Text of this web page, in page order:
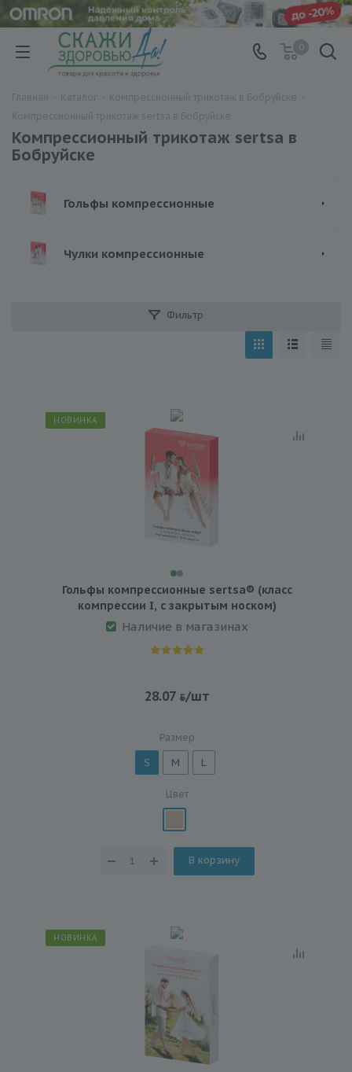
Компрессионный трикотаж sertsa в
Бобруйске
Гольфы компрессионные
Чулки компрессионные
Фильтр
НОВИНКА
Гольфы компрессионные sertsa® (класс
компрессии I, с закрытым носком)
Наличие в магазинах
28.07 /шт
Размер
S M L
Цвет
В корзину
НОВИНКА